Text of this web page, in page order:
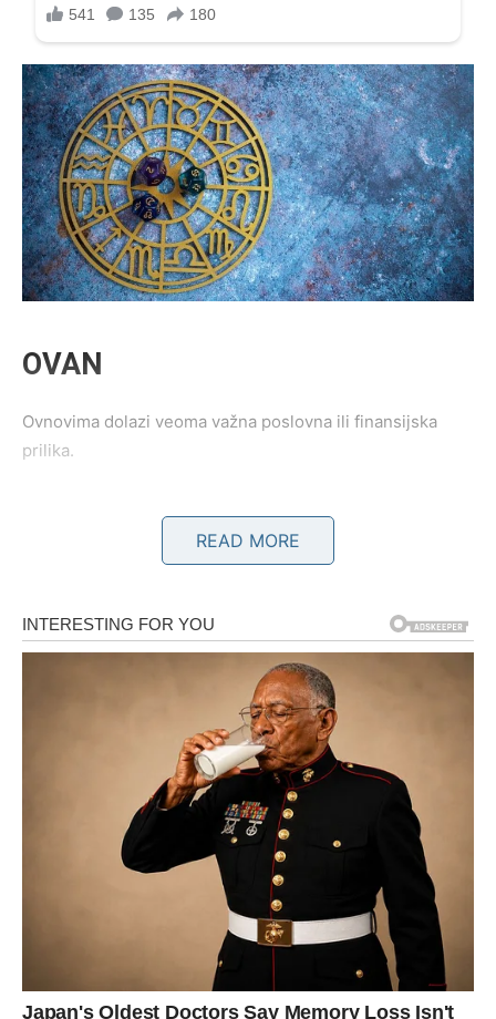
OVAN
Ovnovima dolazi veoma važna poslovna ili finansijska
prilika.
Pred vama su veoma važni trenuci.
Bikovima dolazi emotivni mir i osjećaj sigurnosti.
Jedna osoba sada jasno pokazuje koliko joj značite i
koliko želi ostati uz vas.
Ljubav vam vraća osmijeh
Pred vama su veoma nježni i posebni trenuci.
READ MORE